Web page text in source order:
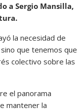
a Sergio Mansilla,
la necesidad de
que tenemos que
colectivo sobre las
el panorama
mantener la